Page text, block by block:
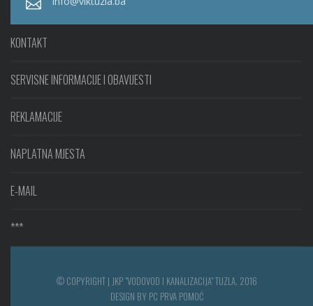
KONTAKT
SERVISNE INFORMACIJE I OBAVIJESTI
REKLAMACIJE
NAPLATNA MJESTA
E-MAIL
***
© COPYRIGHT | JKP "VODOVOD I KANALIZACIJA" TUZLA. 2016
DESIGN BY PC PRVA POMOĆ